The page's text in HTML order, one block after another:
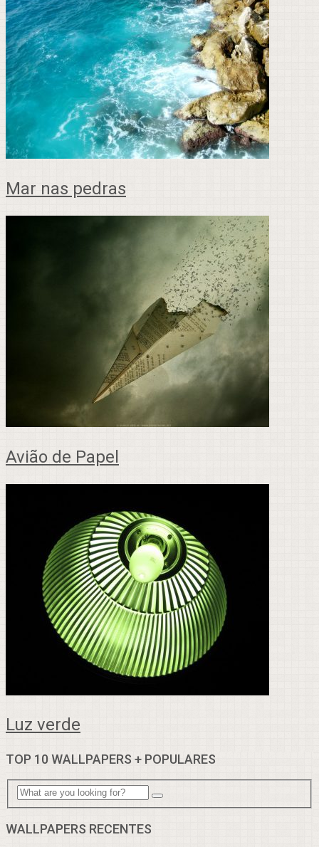
Mar nas pedras
Avião de Papel
Luz verde
TOP 10 WALLPAPERS + POPULARES
WALLPAPERS RECENTES